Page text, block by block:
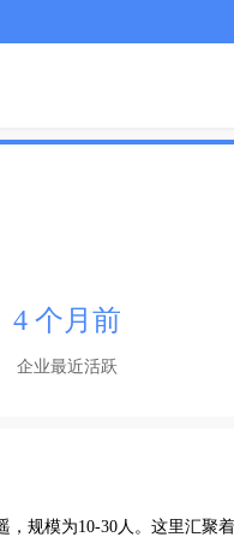
4 个月前
企业最近活跃
规模为10-30人。这里汇聚